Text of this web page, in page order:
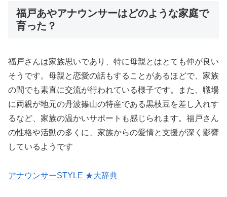
福戸あやアナウンサーはどのような家庭で
育った？
福戸さんは家族思いであり、特に母親とはとても仲が良い
そうです。母親と恋愛の話もすることがあるほどで、家族
の間でも素直に交流が行われている様子です。また、職場
に両親が地元の丹波篠山の特産である黒枝豆を差し入れす
るなど、家族の温かいサポートも感じられます。福戸さん
の性格や活動の多くに、家族からの愛情と支援が深く影響
しているようです​
アナウンサーSTYLE ★大辞典